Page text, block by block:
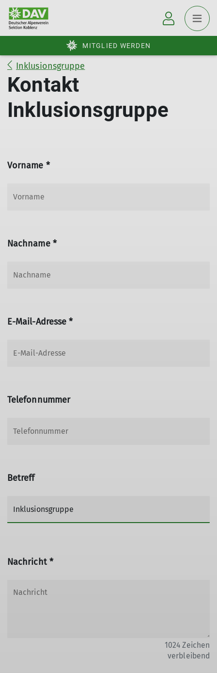
MITGLIED WERDEN
Inklusionsgruppe
Kontakt
Inklusionsgruppe
Vorname *
Nachname *
E-Mail-Adresse *
Telefonnummer
Betreff
Nachricht *
1024 Zeichen
verbleibend